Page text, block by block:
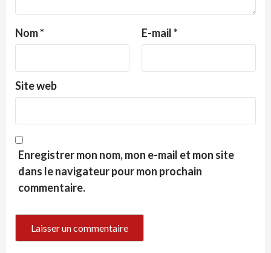
Nom* E-mail*
Site web
Enregistrer mon nom, mon e-mail et mon site
dans le navigateur pour mon prochain
commentaire.